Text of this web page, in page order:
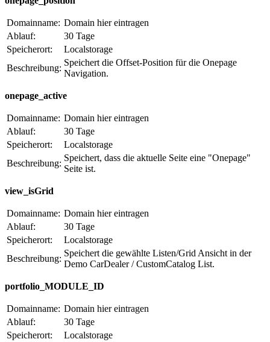
Domainname: Domain hier eintragen
Ablauf:
30 Tage
Speicherort:
Localstorage
Beschreibung:
Speichert die Offset-Position für die Onepage
Navigation.
onepage_active
Domainname: Domain hier eintragen
Ablauf:
30 Tage
Speicherort:
Localstorage
Beschreibung:
Speichert, dass die aktuelle Seite eine "Onepage"
Seite ist.
view_isGrid
Domainname: Domain hier eintragen
Ablauf:
30 Tage
Speicherort:
Localstorage
Beschreibung:
Speichert die gewählte Listen/Grid Ansicht in der
Demo CarDealer / CustomCatalog List.
portfolio_MODULE_ID
Domainname: Domain hier eintragen
Ablauf:
30 Tage
Speicherort:
Localstorage